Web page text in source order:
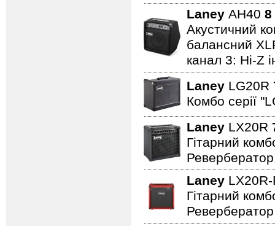
Laney AH40 8
Акустичний
балансний
канал 3: Hi-Z
Laney LG20R
Комбо серії
Laney LX20R
Гітарний
Laney
Гітарний